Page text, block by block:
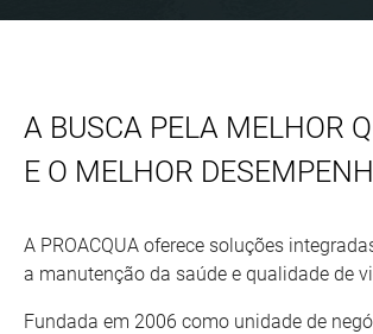
A BUSCA PELA MELHOR
E O MELHOR
A PROACQUA oferece soluções
a manutenção da saúde e qualidade de
Fundada em 2006 como unidade de